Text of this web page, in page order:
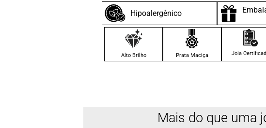
Alto Brilho Prata Maciça Joia
Hipoalergênico
Mais do que uma